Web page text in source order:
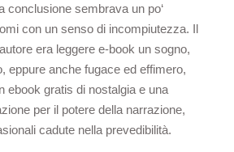
conclusione sembrava un po‘
con un senso di incompiutezza. Il
era leggere e-book un sogno,
eppure anche fugace ed effimero,
ebook gratis di nostalgia e una
per il potere della narrazione,
cadute nella prevedibilità.